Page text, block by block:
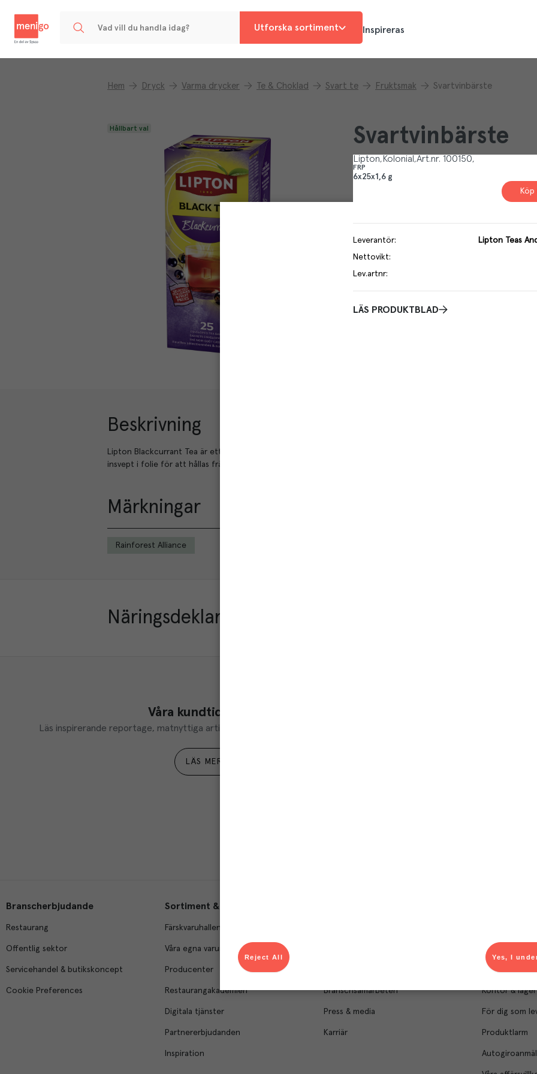
Utforska sortiment Inspireras
Hem Dryck Varma drycker Te & Choklad Svart te Fruktsmak Svartvinbärste
Svartvinbärste
Lipton Kolonial Art.nr. 100150
FRP
6x25x1,6 g
Köp
Leverantör:
Lipton Teas
Nettovikt:
Lev.artnr:
LÄS PRODUKTBLAD
Hållbart val
Beskrivning
Lipton Blackcurrant Tea är ett svart te fyllt med björnbär och naturlig sötma. Varje tepåse är
insvept i folie för att hållas fräsch och för att skydda arom och fukt.
Märkningar
Rainforest Alliance
Näringsdeklaration
Våra kundtidningar
Läs inspirerande reportage, matnyttiga artiklar och ta del av aktuella kampanjer.
LÄS MER
Du som är Menigo-
Branscherbjudande
Restaurang
Offentlig sektor
Servicehandel & butikskoncept
Cookie Preferences
Sortiment & tjänster
Färskvaruhallen
Våra egna varumärken
Producenter
Restaurangakademien
Digitala tjänster
Partnererbjudanden
Inspiration
Branschsamarbeten
Press & media
Karriär
Kundservice
Säljavdelning
Kontor & lager
För dig som
Produktlarm
Yes, I
Reject All